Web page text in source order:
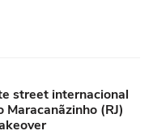
street internacional
(RJ)